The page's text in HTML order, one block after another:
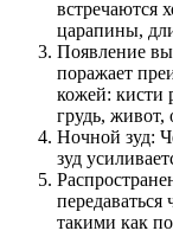
встречаются
царапины,
Появление
поражает
кожей: кисти
грудь, живот,
Ночной зуд:
зуд
такими как